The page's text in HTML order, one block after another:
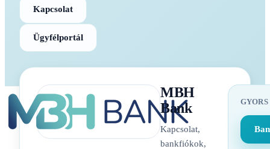
Kapcsolat
Ügyfélportál
MBH
Bank
Kapcsolat,
bankfiókok,